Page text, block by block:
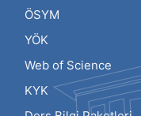
ÖSYM
YÖK
Web of Science
KYK